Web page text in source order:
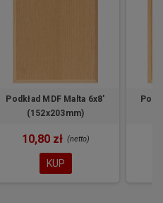
Podkład MDF Malta 6x8'
(152x203mm)
10,80 zł (netto)
KUP